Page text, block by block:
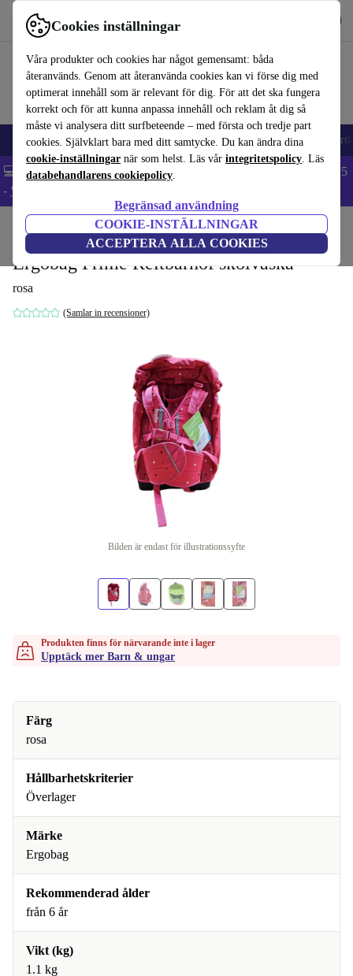
Cookies inställningar
Våra produkter och cookies har något gemensamt: båda
återanvänds. Genom att återanvända cookies kan vi förse dig med
optimerat innehåll som är relevant för dig. För att det ska fungera
korrekt och för att kunna anpassa innehåll och reklam åt dig så
måste vi analysera ditt surfbeteende – med första och tredje part
cookies. Självklart bara med ditt samtycke. Du kan ändra dina
cookie-inställningar när som helst. Läs vår integritetspolicy. Läs
databehandlarens cookiepolicy.
Begränsad användning
COOKIE-INSTÄLLNINGAR
ACCEPTERA ALLA COOKIES
Använd refurbed snabbt och enkelt
🎒 Back to school Mobiltelefoner Bärbara datorer Surfplattor
💻 Extra 5% rabatt på alla MacBooks och laptops - Code: LAPTOP5
- Villkor
Ergobag Prime Reitbärhof skolväska
rosa
(Samlar in recensioner)
Bilden är endast för illustrationssyfte
Produkten finns för närvarande inte i lager
Upptäck mer Barn & ungar
Färg
rosa
Hållbarhetskriterier
Överlager
Märke
Ergobag
Rekommenderad ålder
från 6 år
Vikt (kg)
1.1 kg